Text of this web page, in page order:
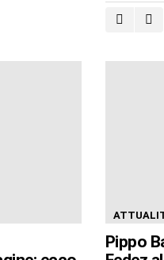
Pippo